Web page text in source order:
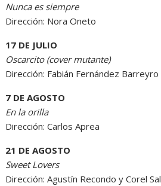
Nunca es siempre
Dirección: Nora Oneto
17 DE JULIO
Oscarcito (cover mutante)
Dirección: Fabián Fernández Barreyro
7 DE AGOSTO
En la orilla
Dirección: Carlos Aprea
21 DE AGOSTO
Sweet Lovers
Dirección: Agustín Recondo y Corel